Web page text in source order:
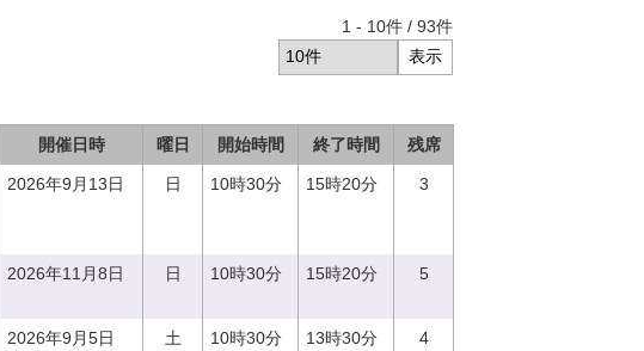
1 - 10件 / 93件
開催日時 曜日 開始時間 終了時間 残席
2026年9月13日 日 10時30分 15時20分 3
2026年11月8日 日 10時30分 15時20分 5
2026年9月5日 土 10時30分 13時30分 4